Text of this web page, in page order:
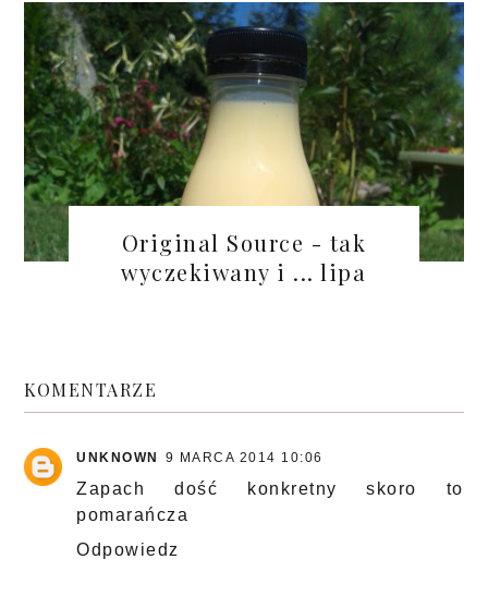
Original Source - tak
wyczekiwany i ... lipa
KOMENTARZE
UNKNOWN 9 MARCA 2014 10:06
Zapach dość konkretny skoro to
pomarańcza
Odpowiedz